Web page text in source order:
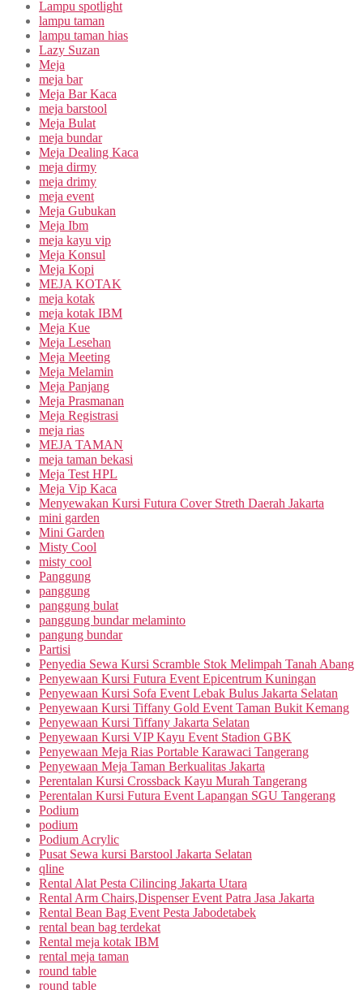
Lampu spotlight
lampu taman
lampu taman hias
Lazy Suzan
Meja
meja bar
Meja Bar Kaca
meja barstool
Meja Bulat
meja bundar
Meja Dealing Kaca
meja dirmy
meja drimy
meja event
Meja Gubukan
Meja Ibm
meja kayu vip
Meja Konsul
Meja Kopi
MEJA KOTAK
meja kotak
meja kotak IBM
Meja Kue
Meja Lesehan
Meja Meeting
Meja Melamin
Meja Panjang
Meja Prasmanan
Meja Registrasi
meja rias
MEJA TAMAN
meja taman bekasi
Meja Test HPL
Meja Vip Kaca
Menyewakan Kursi Futura Cover Streth Daerah Jakarta
mini garden
Mini Garden
Misty Cool
misty cool
Panggung
panggung
panggung bulat
panggung bundar melaminto
pangung bundar
Partisi
Penyedia Sewa Kursi Scramble Stok Melimpah Tanah Abang
Penyewaan Kursi Futura Event Epicentrum Kuningan
Penyewaan Kursi Sofa Event Lebak Bulus Jakarta Selatan
Penyewaan Kursi Tiffany Gold Event Taman Bukit Kemang
Penyewaan Kursi Tiffany Jakarta Selatan
Penyewaan Kursi VIP Kayu Event Stadion GBK
Penyewaan Meja Rias Portable Karawaci Tangerang
Penyewaan Meja Taman Berkualitas Jakarta
Perentalan Kursi Crossback Kayu Murah Tangerang
Perentalan Kursi Futura Event Lapangan SGU Tangerang
Podium
podium
Podium Acrylic
Pusat Sewa kursi Barstool Jakarta Selatan
qline
Rental Alat Pesta Cilincing Jakarta Utara
Rental Arm Chairs,Dispenser Event Patra Jasa Jakarta
Rental Bean Bag Event Pesta Jabodetabek
rental bean bag terdekat
Rental meja kotak IBM
rental meja taman
round table
round table